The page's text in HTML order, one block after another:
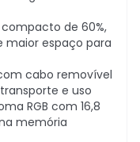
de 60%,
maior espaço para
cabo removível
e uso
RGB com 16,8
memória